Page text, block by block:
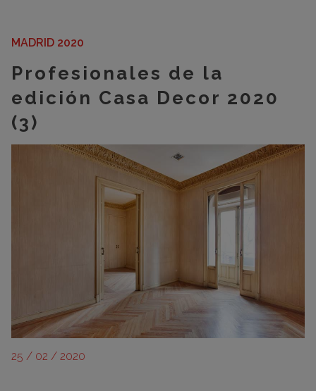
MADRID 2020
Profesionales de la
edición Casa Decor 2020
(3)
25 / 02 / 2020